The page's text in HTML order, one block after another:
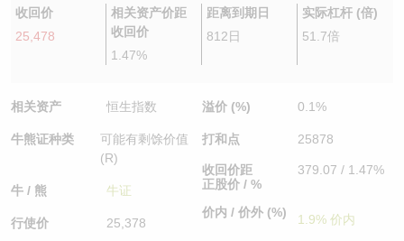
收回价
25,478
相关资产价距
收回价
1.47%
距离到期日
812日
实际杠杆 (倍)
51.7倍
相关资产 恒生指数
牛熊证种类
可能有剩馀价值
(R)
牛 / 熊 牛证
行使价 25,378
溢价 (%) 0.1%
打和点 25878
收回价距
正股价 / %
379.07 / 1.47%
价内 / 价外 (%) 1.9% 价内
牛熊证文件及公告